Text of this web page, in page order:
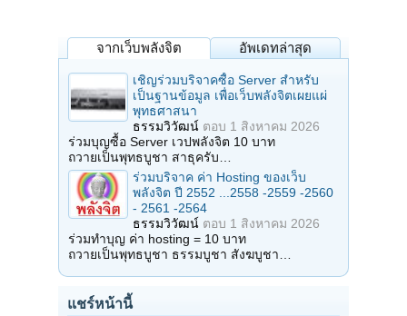
จากเว็บพลังจิต อัพเดทล่าสุด
เชิญร่วมบริจาคซื้อ Server สำหรับ
เป็นฐานข้อมูล เพื่อเว็บพลังจิตเผยแผ่
พุทธศาสนา
ธรรมวิวัฒน์ ตอบ 1 สิงหาคม 2026
ร่วมบุญซื้อ Server เวปพลังจิต 10 บาท
ถวายเป็นพุทธบูชา สาธุครับ…
ร่วมบริจาค ค่า Hosting ของเว็บ
พลังจิต ปี 2552 ...2558 -2559 -2560
- 2561 -2564
ธรรมวิวัฒน์ ตอบ 1 สิงหาคม 2026
ร่วมทำบุญ ค่า hosting = 10 บาท
ถวายเป็นพุทธบูชา ธรรมบูชา สังฆบูชา…
แชร์หน้านี้